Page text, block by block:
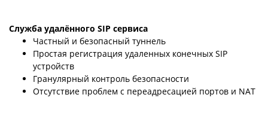
Служба удалённого SIP сервиса
Частный и безопасный туннель
Простая регистрация удаленных конечных SIP
устройств
Гранулярный контроль безопасности
Отсутствие проблем с переадресацией портов и NAT